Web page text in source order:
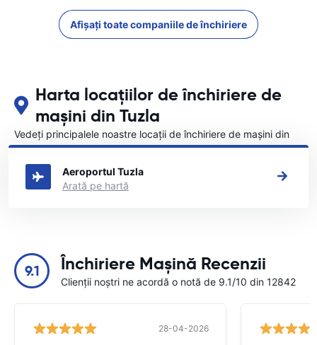
Afișați toate companiile de închiriere
Harta locațiilor de închiriere de
mașini din Tuzla
Vedeți principalele noastre locații de închiriere de mașini din
Tuzla
Aeroportul Tuzla
Arată pe hartă
9.1 Închiriere Mașină Recenzii
Clienții noștri ne acordă o notă de 9.1/10 din 12842
28-04-2026